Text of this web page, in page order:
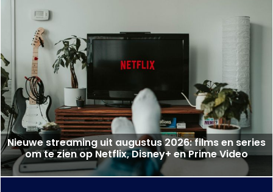
Nieuwe streaming uit augustus 2026: films en series
om te zien op Netflix, Disney+ en Prime Video